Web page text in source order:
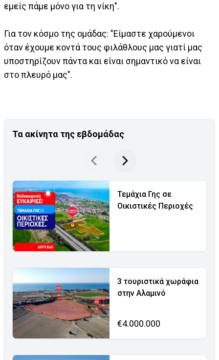
εμείς πάμε μόνο για τη νίκη".
Για τον κόσμο της ομάδας: "Eίμαστε χαρούμενοι
όταν έχουμε κοντά τους φιλάθλους μας γιατί μας
υποστηρίζουν πάντα και είναι σημαντικό να είναι
στο πλευρό μας".
Τα ακίνητα της εβδομάδας
Τεμάχια Γης σε
Οικιστικές Περιοχές
3 τουριστικά χωράφια
στην Αλαμινό
€4.000.000